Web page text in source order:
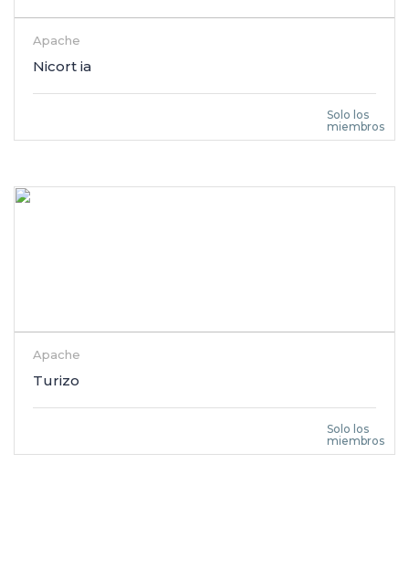
Apache
Nicort ia
Solo los
miembros
Apache
Turizo
Solo los
miembros